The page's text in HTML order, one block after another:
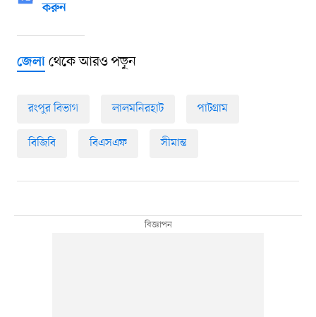
করুন
জেলাথেকে আরও পড়ুন
রংপুর বিভাগ লালমনিরহাট পাটগ্রাম
বিজিবি বিএসএফ সীমান্ত